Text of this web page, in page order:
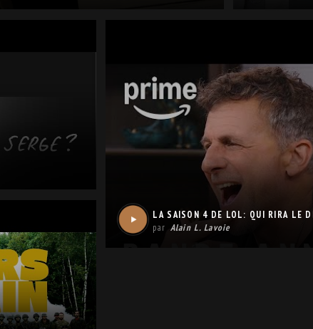
LA SAISON 4 DE LOL: QUI RIRA LE
par Alain L. Lavoie